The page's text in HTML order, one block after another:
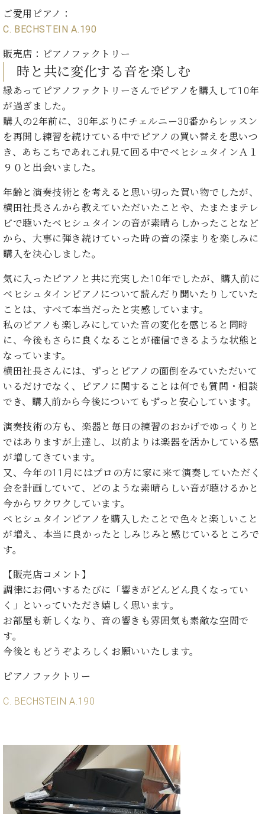
ご愛用ピアノ：
C. BECHSTEIN A.190
販売店：ピアノファクトリー
時と共に変化する音を楽しむ
縁あってピアノファクトリーさんでピアノを購入して10年
が過ぎました。
購入の2年前に、30年ぶりにチェルニー30番からレッスン
を再開し練習を続けている中でピアノの買い替えを思いつ
き、あちこちであれこれ見て回る中でベヒシュタインＡ１
９０と出会いました。
年齢と演奏技術とを考えると思い切った買い物でしたが、
横田社長さんから教えていただいたことや、たまたまテレ
ビで聴いたベヒシュタインの音が素晴らしかったことなど
から、大事に弾き続けていった時の音の深まりを楽しみに
購入を決心しました。
気に入ったピアノと共に充実した10年でしたが、購入前に
ベヒシュタインピアノについて読んだり聞いたりしていた
ことは、すべて本当だったと実感しています。
私のピアノも楽しみにしていた音の変化を感じると同時
に、今後もさらに良くなることが確信できるような状態と
なっています。
横田社長さんには、ずっとピアノの面倒をみていただいて
いるだけでなく、ピアノに関することは何でも質問・相談
でき、購入前から今後についてもずっと安心しています。
演奏技術の方も、楽器と毎日の練習のおかげでゆっくりと
ではありますが上達し、以前よりは楽器を活かしている感
が増してきています。
又、今年の11月にはプロの方に家に来て演奏していただく
会を計画していて、どのような素晴らしい音が聴けるかと
今からワクワクしています。
ベヒシュタインピアノを購入したことで色々と楽しいこと
が増え、本当に良かったとしみじみと感じているところで
す。
【販売店コメント】
調律にお伺いするたびに「響きがどんどん良くなってい
く」といっていただき嬉しく思います。
お部屋も新しくなり、音の響きも雰囲気も素敵な空間で
す。
今後ともどうぞよろしくお願いいたします。
ピアノファクトリー
C. BECHSTEIN A.190